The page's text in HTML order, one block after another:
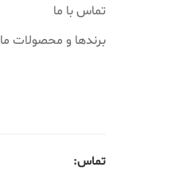
تماس با ما
برندها و محصولات ما
تماس: